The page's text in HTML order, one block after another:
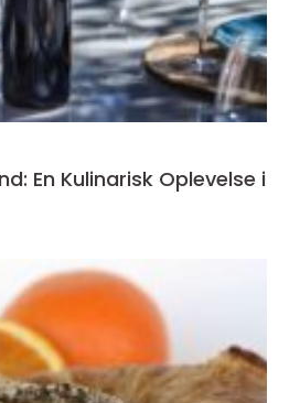
En Kulinarisk Oplevelse i